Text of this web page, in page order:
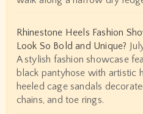
Rhinestone Heels Fashion
Look So Bold and Unique?
A stylish fashion showcase
black pantyhose with artistic
heeled cage sandals
chains, and toe rings.